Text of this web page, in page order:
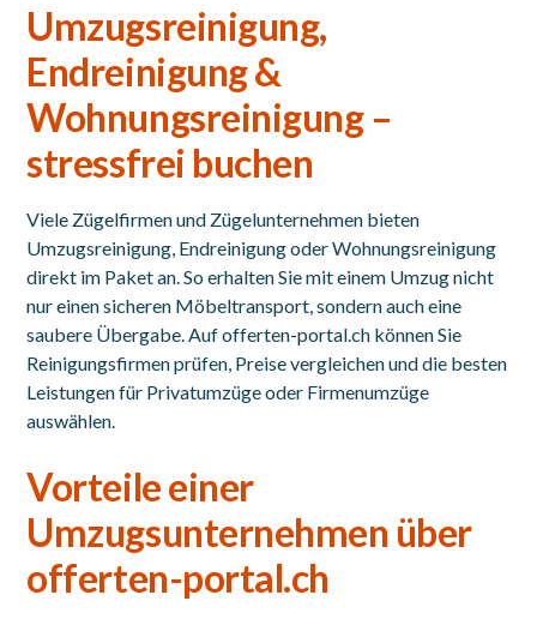
Umzugsreinigung,
Endreinigung &
Wohnungsreinigung –
stressfrei buchen
Viele Zügelfirmen und Zügelunternehmen bieten
Umzugsreinigung, Endreinigung oder Wohnungsreinigung
direkt im Paket an. So erhalten Sie mit einem Umzug nicht
nur einen sicheren Möbeltransport, sondern auch eine
saubere Übergabe. Auf offerten-portal.ch können Sie
Reinigungsfirmen prüfen, Preise vergleichen und die besten
Leistungen für Privatumzüge oder Firmenumzüge
auswählen.
Vorteile einer
Umzugsunternehmen über
offerten-portal.ch